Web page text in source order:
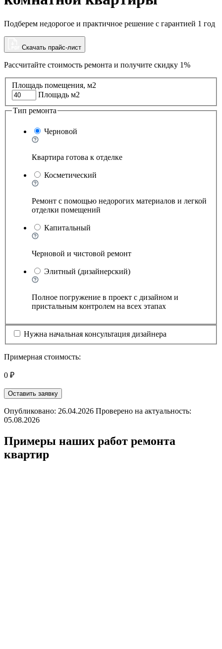
Подберем недорогое и практичное решение с гарантией 1 год
Скачать прайс-лист
Рассчитайте стоимость ремонта и получите скидку 1%
Площадь помещения, м2
Площадь м2
Тип ремонта
Черновой
Квартира готова к отделке
Косметический
Ремонт с помощью недорогих материалов и легкой
отделки помещений
Капитальный
Черновой и чистовой ремонт
Элитный (дизайнерский)
Полное погружение в проект с дизайном и
пристальным контролем на всех этапах
Нужна начальная консультация дизайнера
Примерная стоимость:
0 ₽
Оставить заявку
Опубликовано: 26.04.2026 Проверено на актуальность:
05.08.2026
Примеры наших работ ремонта
квартир